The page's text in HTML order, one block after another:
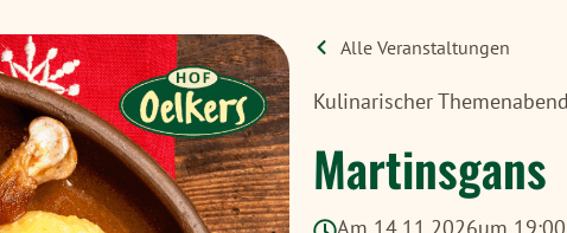
Alle Veranstaltungen
Kulinarischer Themenabend
Martinsgans